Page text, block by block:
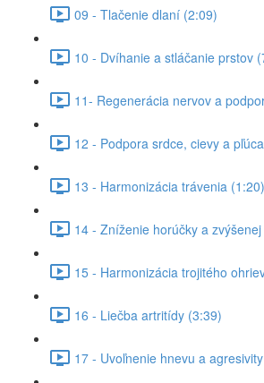
09 - Tlačenie dlaní (2:09)
10 - Dvíhanie a stláčanie prstov
11- Regenerácia nervov a
12 - Podpora srdce, cievy a
13 - Harmonizácia trávenia (1:20)
14 - Zníženie horúčky a
15 - Harmonizácia trojitého
16 - Liečba artritídy (3:39)
17 - Uvoľnenie hnevu a